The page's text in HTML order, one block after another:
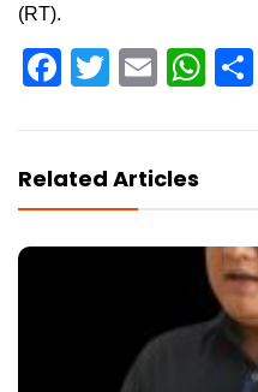
(RT).
Facebook
Twitter
Email
Related Articles